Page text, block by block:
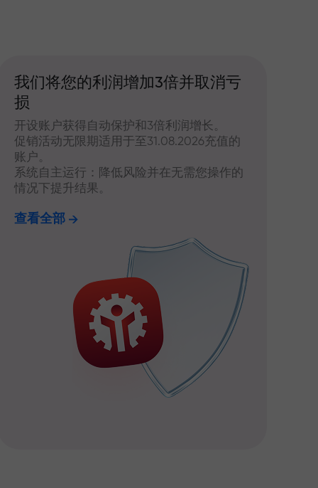
我们将您的利润增加3倍并取消亏
损
开设账户获得自动保护和3倍利润增长。
促销活动无限期适用于至31.08.2026充值的
账户。
系统自主运行：降低风险并在无需您操作的
情况下提升结果。
查看全部